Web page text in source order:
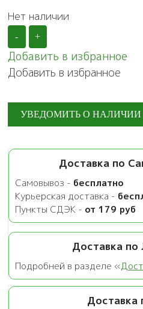
Нет наличии
- +
Добавить в избранное
Добавить в избранное
Доставка по
Самовывоз - бесплатно
Курьерская доставка -
Пункты СДЭК - от 179 руб
Доставка по
Подробней в разделе «
Доставка